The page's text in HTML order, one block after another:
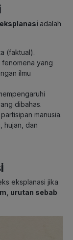
adalah
(faktual).
fenomena yang
ilmu
dibahas.
manusia.
hujan, dan
eksplanasi jika
urutan sebab